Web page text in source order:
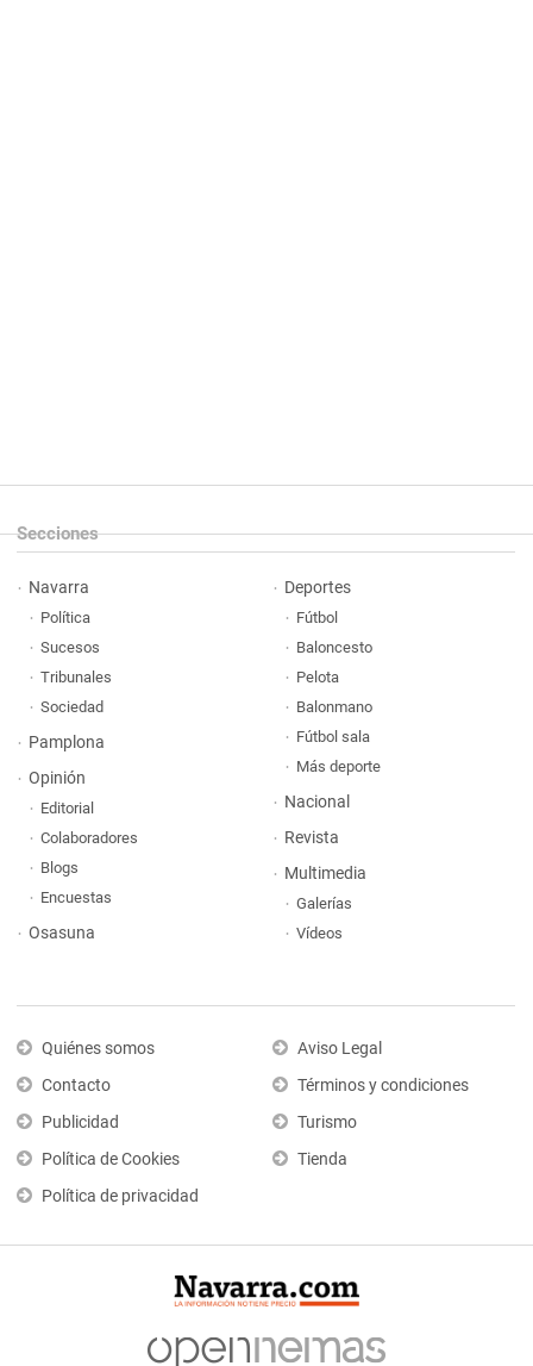
Secciones
Navarra
Política
Sucesos
Tribunales
Sociedad
Pamplona
Opinión
Editorial
Colaboradores
Blogs
Encuestas
Osasuna
Deportes
Fútbol
Baloncesto
Pelota
Balonmano
Fútbol sala
Más deporte
Nacional
Revista
Multimedia
Galerías
Vídeos
Quiénes somos
Contacto
Publicidad
Política de Cookies
Política de privacidad
Aviso Legal
Términos y condiciones
Turismo
Tienda